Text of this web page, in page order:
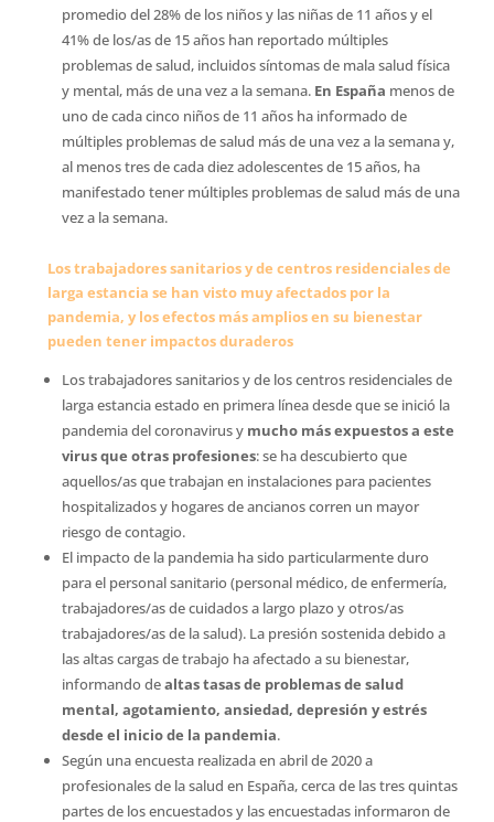
promedio del 28% de los niños y las niñas de 11 años y el
41% de los/as de 15 años han reportado múltiples
problemas de salud, incluidos síntomas de mala salud física
y mental, más de una vez a la semana. En España menos de
uno de cada cinco niños de 11 años ha informado de
múltiples problemas de salud más de una vez a la semana y,
al menos tres de cada diez adolescentes de 15 años, ha
manifestado tener múltiples problemas de salud más de una
vez a la semana.
Los trabajadores sanitarios y de centros residenciales de
larga estancia se han visto muy afectados por la
pandemia, y los efectos más amplios en su bienestar
pueden tener impactos duraderos
Los trabajadores sanitarios y de los centros residenciales de
larga estancia estado en primera línea desde que se inició la
pandemia del coronavirus y mucho más expuestos a este
virus que otras profesiones: se ha descubierto que
aquellos/as que trabajan en instalaciones para pacientes
hospitalizados y hogares de ancianos corren un mayor
riesgo de contagio.
El impacto de la pandemia ha sido particularmente duro
para el personal sanitario (personal médico, de enfermería,
trabajadores/as de cuidados a largo plazo y otros/as
trabajadores/as de la salud). La presión sostenida debido a
las altas cargas de trabajo ha afectado a su bienestar,
informando dealtas tasas de problemas de salud
mental, agotamiento, ansiedad, depresión y estrés
desde el inicio de la pandemia.
Según una encuesta realizada en abril de 2020 a
profesionales de la salud en España, cerca de las tres quintas
partes de los encuestados y las encuestadas informaron de